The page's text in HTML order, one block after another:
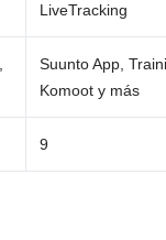
LiveTracking
Suunto App,
Komoot y más
9